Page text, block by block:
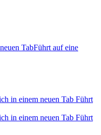
TabFührt auf eine
in einem neuen Tab Führt
in einem neuen Tab Führt